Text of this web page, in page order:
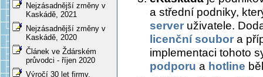
Nejzásadnější změny v
Kaskádě, 2021
Nejzásadnější změny v
Kaskádě, 2020
Článek ve Ždárském
průvodci - říjen 2020
Výročí 30 let firmy,
a střední podniky,
server uživatele.
licenční soubor a
implementaci tohoto
podporu a hotline